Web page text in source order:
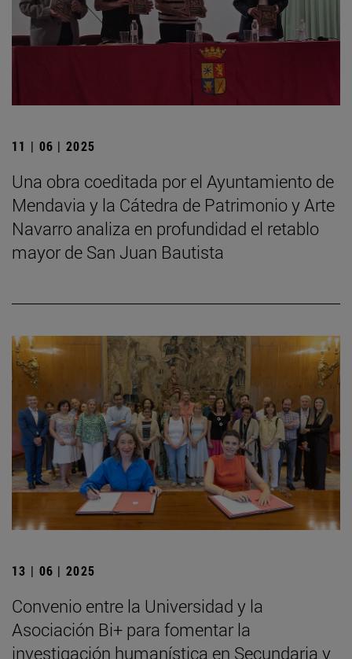
11 | 06 | 2025
Una obra coeditada por el Ayuntamiento de
Mendavia y la Cátedra de Patrimonio y Arte
Navarro analiza en profundidad el retablo
mayor de San Juan Bautista
13 | 06 | 2025
Convenio entre la Universidad y la
Asociación Bi+ para fomentar la
investigación humanística en Secundaria y